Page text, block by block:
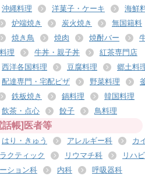
沖縄料理
洋菓子・ケーキ
海鮮
炉端焼き 炭火焼き
無国籍料
焼き鳥 焼肉 焼酎バー
理
牛丼・親子丼
紅茶専門店
西洋各国料理
豆腐料理
郷土料
配達専門・宅配ピザ
野菜料理
鉄板焼き 鍋料理
韓国料理
飲茶・点心
餃子 鳥料理
話帳]医者等
はり・きゅう アレルギー科
カ
クティック
リウマチ科
リハビ
ション科
内科
呼吸器科